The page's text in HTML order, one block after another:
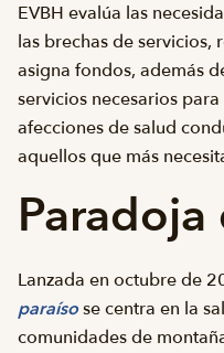
EVBH evalúa las
las brechas de servicios,
asigna fondos, además
servicios necesarios
afecciones de salud
aquellos que más
Lanzada en octubre de
paraísose centra en la
comunidades de